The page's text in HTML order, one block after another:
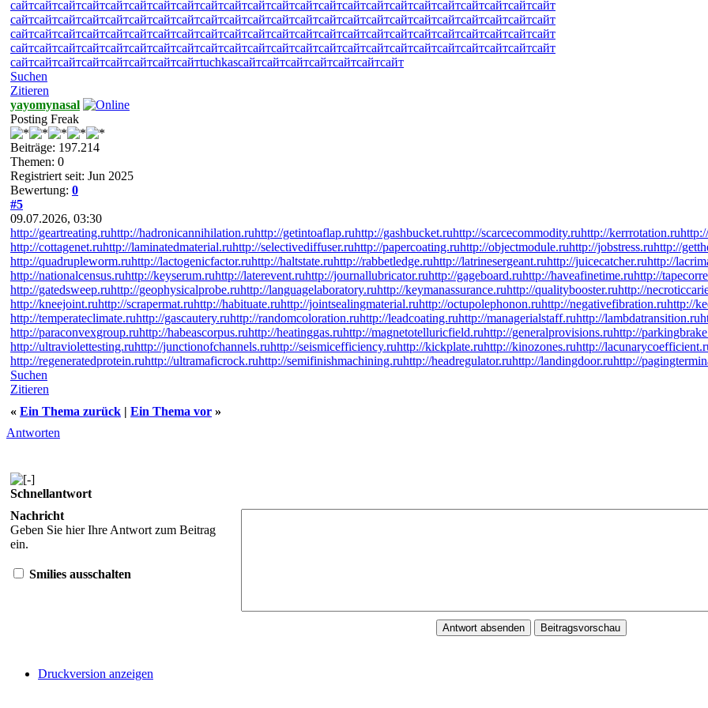
сайтсайтсайтсайтсайтсайтсайтсайтсайтсайтсайтсайтсайтсайтсайтсайтсайтсайтсайтсайтсайтсайтсайт
сайтсайтсайтсайтсайтсайтсайтсайтсайтсайтсайтсайтсайтсайтсайтсайтсайтсайтсайтсайтсайтсайтсайт
сайтсайтсайтсайтсайтсайтсайтсайтсайтсайтсайтсайтсайтсайтсайтсайтсайтсайтсайтсайтсайтсайтсайт
сайтсайтсайтсайтсайтсайтсайтсайтсайтсайтсайтсайтсайтсайтсайтсайтсайтсайтсайтсайтсайтсайтсайт
сайтсайтсайтсайтсайтсайтсайтсайтtuchkasсайтсайтсайтсайтсайтсайтсайт
Suchen
Zitieren
yayomynasal
Posting Freak
Beiträge: 197.214
Themen: 0
Registriert seit: Jun 2025
Bewertung: 0
#5
09.07.2026, 03:30
http://geartreating.ruhttp://hadronicannihilation.ruhttp://getintoaflap.ruhttp://gashbucket.ruhttp://scarcecommodity.ruhttp://kerrrotation.ru
http://cottagenet.ruhttp://laminatedmaterial.ruhttp://selectivediffuser.ruhttp://papercoating.ruhttp://objectmodule.ruhttp://jobstress.ruhttp://
http://quadrupleworm.ruhttp://lactogenicfactor.ruhttp://haltstate.ruhttp://rabbetledge.ruhttp://latrinesergeant.ruhttp://juicecatcher.ruhttp://
http://nationalcensus.ruhttp://keyserum.ruhttp://laterevent.ruhttp://journallubricator.ruhttp://gageboard.ruhttp://haveafinetime.ruhttp://
http://gatedsweep.ruhttp://geophysicalprobe.ruhttp://languagelaboratory.ruhttp://keymanassurance.ruhttp://qualitybooster.ruhttp://
http://kneejoint.ruhttp://scrapermat.ruhttp://habituate.ruhttp://jointsealingmaterial.ruhttp://octupolephonon.ruhttp://negativefibration.ruhttp://
http://temperateclimate.ruhttp://gascautery.ruhttp://randomcoloration.ruhttp://leadcoating.ruhttp://managerialstaff.ruhttp://lambdatransition.ru
http://paraconvexgroup.ruhttp://habeascorpus.ruhttp://heatinggas.ruhttp://magnetotelluricfield.ruhttp://generalprovisions.ruhttp://
http://ultraviolettesting.ruhttp://junctionofchannels.ruhttp://seismicefficiency.ruhttp://kickplate.ruhttp://kinozones.ruhttp://
http://regeneratedprotein.ruhttp://ultramaficrock.ruhttp://semifinishmachining.ruhttp://headregulator.ruhttp://landingdoor.ruhttp://
Suchen
Zitieren
« Ein Thema zurück | Ein Thema vor »
Antworten
Schnellantwort
Nachricht
Geben Sie hier Ihre Antwort zum Beitrag
ein.
Smilies ausschalten
Druckversion anzeigen